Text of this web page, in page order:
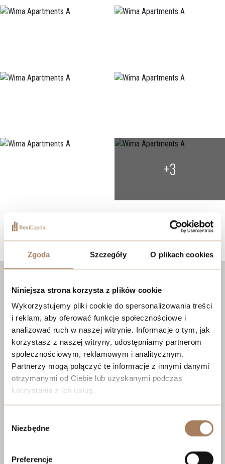
Zgoda Szczegóły O plikach cookies
Niniejsza strona korzysta z plików cookie
Wykorzystujemy pliki cookie do spersonalizowania treści
i reklam, aby oferować funkcje społecznościowe i
analizować ruch w naszej witrynie. Informacje o tym, jak
korzystasz z naszej witryny, udostępniamy partnerom
społecznościowym, reklamowym i analitycznym.
Partnerzy mogą połączyć te informacje z innymi danymi
otrzymanymi od Ciebie lub uzyskanymi podczas
korzystania z ich usług.
process your information.
zgody
Niezbędne
Preferencje
+3
Localization